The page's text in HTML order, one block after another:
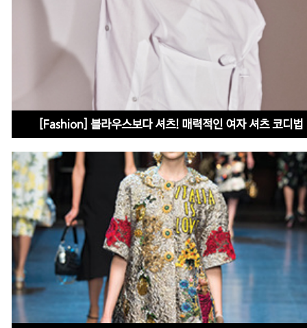
[Fashion] 블라우스보다 셔츠! 매력적인 여자 셔츠 코디법